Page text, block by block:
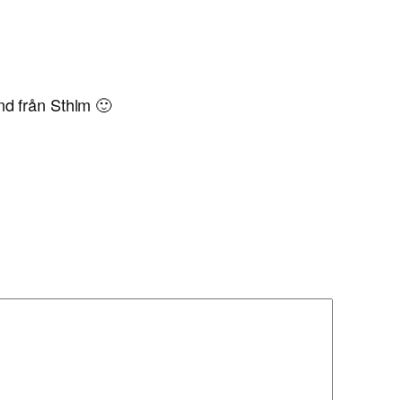
från Sthlm 🙂